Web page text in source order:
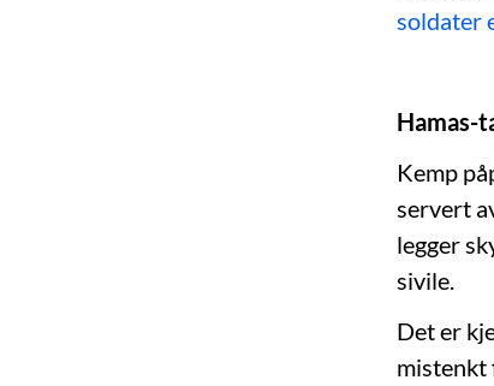
soldater
Hamas-
Kemp
servert
legger
sivile.
Det er
mistenkt